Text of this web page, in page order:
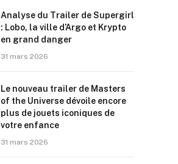
Analyse du Trailer de Supergirl
: Lobo, la ville d’Argo et Krypto
en grand danger
31 mars 2026
Le nouveau trailer de Masters
of the Universe dévoile encore
plus de jouets iconiques de
votre enfance
31 mars 2026